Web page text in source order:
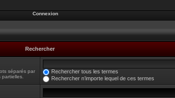
Connexion
Rechercher
séparés par
Rechercher tous les termes
Rechercher n’importe lequel de ces termes